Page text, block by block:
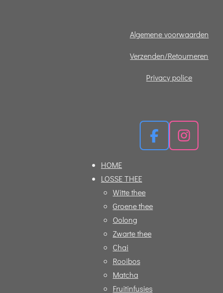
Algemene voorwaarden
Verzenden/Retourneren
Privacy police
F
a
I
n
HOME
LOSSE THEE
Witte thee
Groene thee
Oolong
Zwarte thee
Chai
Rooibos
Matcha
Fruitinfusies